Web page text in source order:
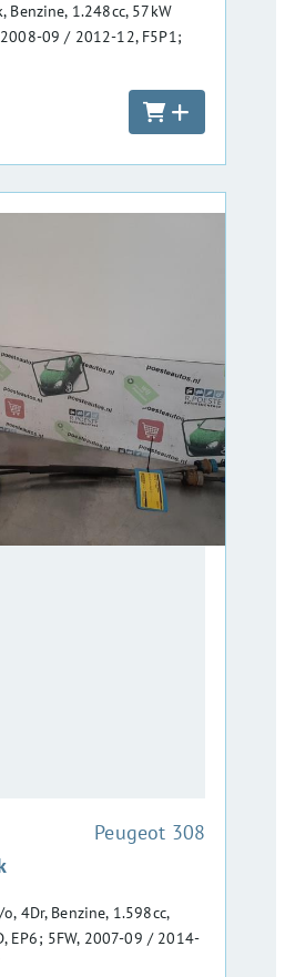
Benzine, 1.248cc, 57kW
2008-09 / 2012-12, F5P1;
:Peugeot 308
4Dr, Benzine, 1.598cc,
EP6; 5FW, 2007-09 / 2014-